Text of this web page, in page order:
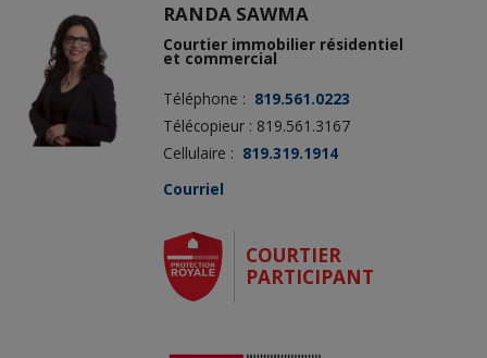
RANDA SAWMA
Courtier immobilier résidentiel
et commercial
Téléphone : 819.561.0223
Télécopieur : 819.561.3167
Cellulaire : 819.319.1914
Courriel
COURTIER
PARTICIPANT